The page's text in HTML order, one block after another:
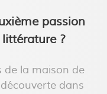
passion
littérature ?
de la maison de
dans